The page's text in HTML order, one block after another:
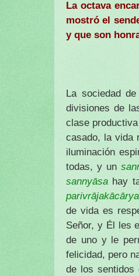
La octava
mostró el
y que son
La sociedad
divisiones de
clase
casado, la vida
iluminación
todas, y un
sannyāsa hay
parivrājakācārya
de vida es
Señor, y Él les
de uno y le
felicidad, pero
de los sentidos